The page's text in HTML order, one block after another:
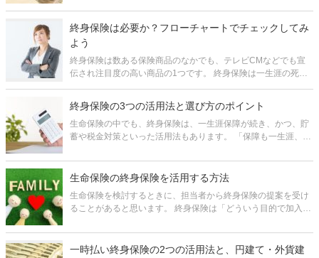
のです。 ここでは、一時払い終身保険について、どんなメリッ
トがあるかとい
終身保険は必要か？フローチャートでチェックしてみ
よう
終身保険は数ある保険商品のなかでも、テレビCMなどでも宣
伝され注目度の高い商品の1つです。 終身保険は一生涯の死亡
目をあびる理由と言えます。 その一方で「終身保険は必要か」
という議論がよく
終身保険の3つの活用法と選び方のポイント
生命保険の中でも、終身保険は、一生涯保障が続き、かつ、貯
蓄や税金対策といった活用法もあります。 「保障も一生涯、そ
しかない保険というように捉えてしまいがちです。しかし、現
実には、死亡保障の機能は
生命保険の終身保険を活用する方法
生命保険を検討するときに、担当者から終身保険の提案を受け
ることがあると思います。 終身保険は「どういう目的で加入を
保険は多くの活用方法があります。期間が限定される定期保険
に比べ保険料が割
一時払い終身保険の2つの活用法と、円建て・外貨建